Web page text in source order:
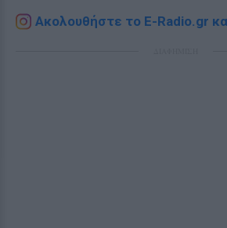
Ακολουθήστε το E-Radio.gr